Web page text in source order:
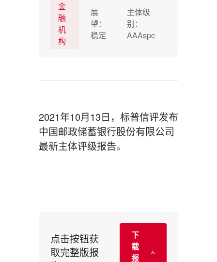
金
融
机
构
展
望：
稳定
主体级
别：
AAAspc
2021年10月13日，标普信评发布
中国邮政储蓄银行股份有限公司
最新主体评级报告。
点击按钮获
取完整版报
下
载
报